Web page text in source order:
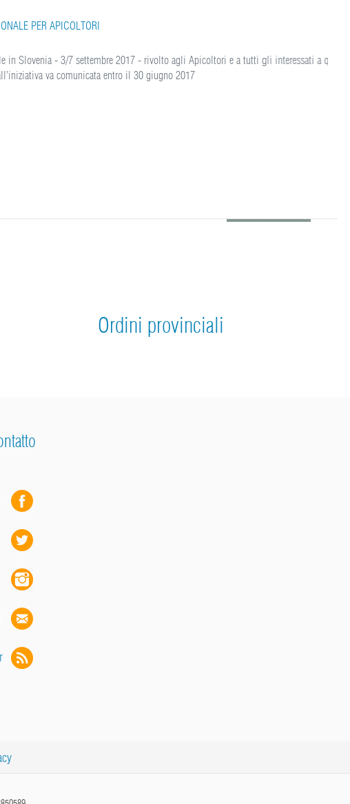
PER APICOLTORI
- 3/7 settembre 2017 - rivolto agli Apicoltori e a tutti gli interessati a questo
va comunicata entro il 30 giugno 2017
Ordini provinciali